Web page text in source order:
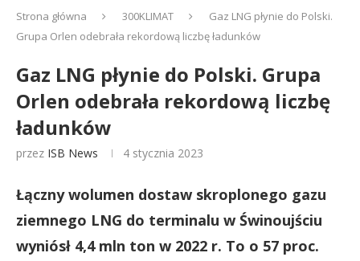
Strona główna 300KLIMAT
Gaz LNG płynie do Polski.
Grupa Orlen odebrała rekordową liczbę ładunków
Gaz LNG płynie do Polski. Grupa
Orlen odebrała rekordową liczbę
ładunków
przez ISB News 4 stycznia 2023
Łączny wolumen dostaw skroplonego gazu
ziemnego LNG do terminalu w Świnoujściu
wyniósł 4,4 mln ton w 2022 r. To o 57 proc.